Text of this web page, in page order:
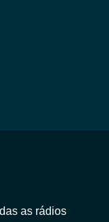
as rádios